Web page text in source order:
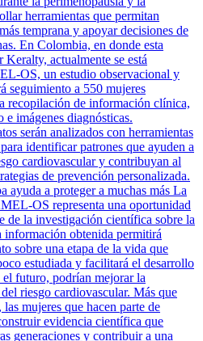
herramientas que permitan
temprana y apoyar decisiones de
En Colombia, en donde esta
actualmente se está
OS, un estudio observacional y
seguimiento a 550 mujeres
recopilación de información clínica,
e imágenes diagnósticas.
serán analizados con herramientas
identificar patrones que ayuden a
cardiovascular y contribuyan al
de prevención personalizada.
ayuda a proteger a muchas más La
OS representa una oportunidad
de la investigación científica sobre la
información obtenida permitirá
sobre una etapa de la vida que
estudiada y facilitará el desarrollo
el futuro, podrían mejorar la
riesgo cardiovascular. Más que
mujeres que hacen parte de
evidencia científica que
generaciones y contribuir a una